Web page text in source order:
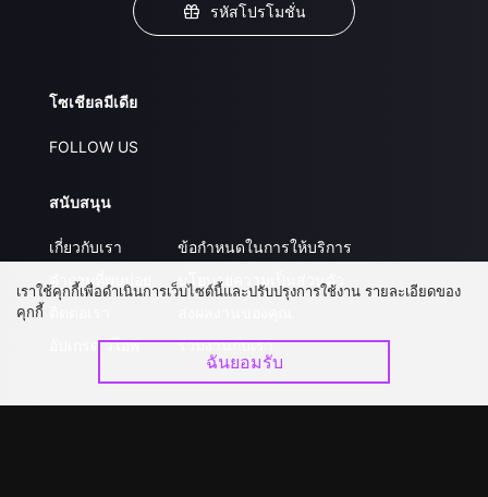
รหัสโปรโมชั่น
โซเชียลมีเดีย
FOLLOW US
สนับสนุน
เกี่ยวกับเรา
คำถามที่พบบ่อย
อัปเกรด วีไอพี
ข้อกำหนดในการให้บริการ
นโยบายความเป็นส่วนตัว
ร่วมงานกับเรา
เราใช้คุกกี้เพื่อดำเนินการเว็บไซต์นี้และปรับปรุงการใช้งาน รายละเอียดของ
คุกกี้
ฉันยอมรับ